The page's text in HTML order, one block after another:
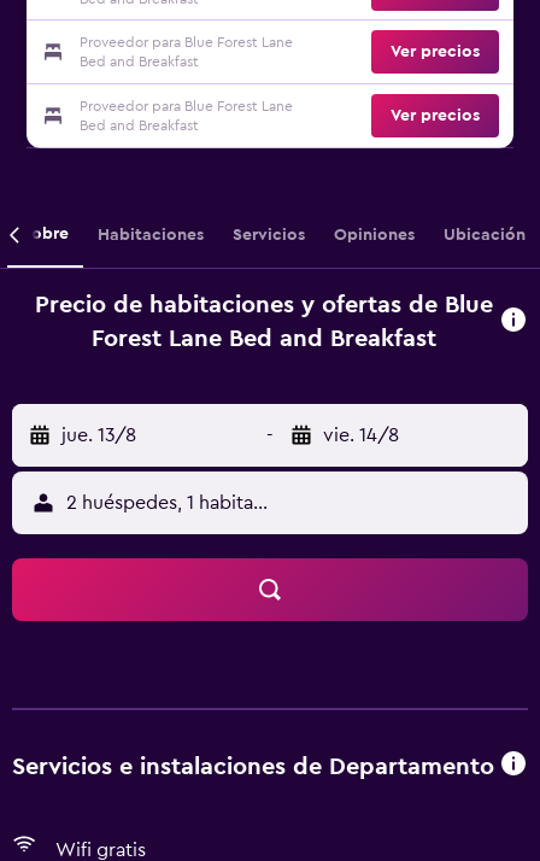
Proveedor para Blue Forest Lane
Bed and Breakfast
Ver precios
Proveedor para Blue Forest Lane
Bed and Breakfast
Ver precios
Sobre Habitaciones Servicios Opiniones Ubicación
Precio de habitaciones y ofertas de Blue
Forest Lane Bed and Breakfast
jue. 13/8 - vie. 14/8
2 huéspedes, 1 habitación
Servicios e instalaciones de Departamento
Wifi gratis